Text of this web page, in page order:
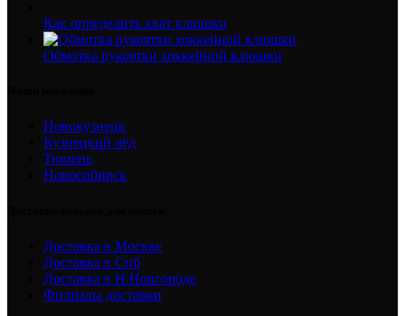
Как определить хват клюшки
Обмотка рукоятки хоккейной клюшки
Новокузнецк
Кузнецкий лёд
Тюмень
Новосибирск
Доставка в Москве
Доставка в Спб
Доставка в Н.Новгороде
Филиалы доставки